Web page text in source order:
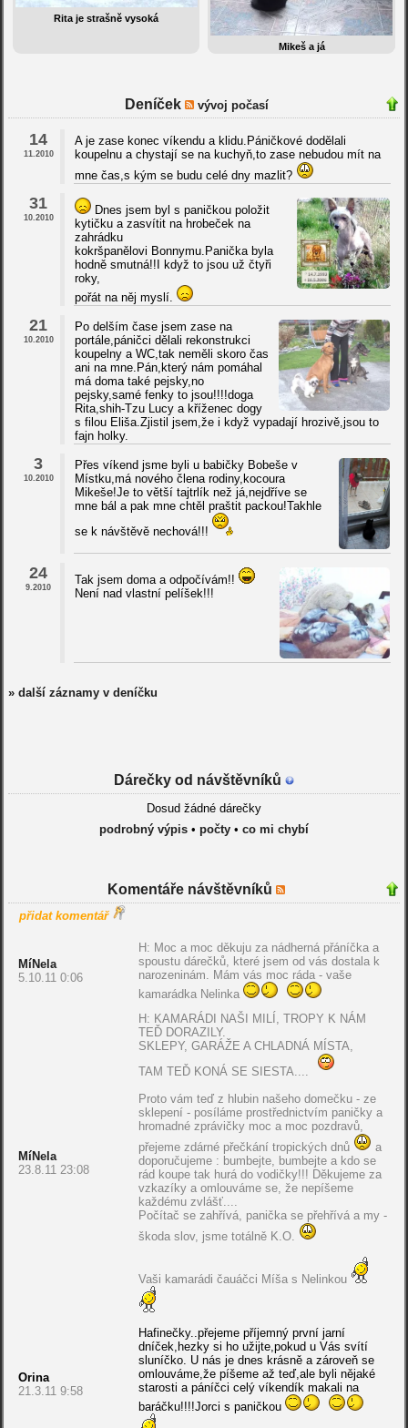
Rita je strašně vysoká
Mikeš a já
Deníček vývoj počasí
14
11.2010
A je zase konec víkendu a klidu.Páničkové dodělali
koupelnu a chystají se na kuchyň,to zase nebudou mít na
mne čas,s kým se budu celé dny mazlit?
31
10.2010
Dnes jsem byl s paničkou položit
kytičku a zasvítit na hrobeček na
zahrádku
kokršpanělovi Bonnymu.Panička byla
hodně smutná!!I když to jsou už čtyři
roky,
pořát na něj myslí.
21
10.2010
Po delším čase jsem zase na
portále,páničci dělali rekonstrukci
koupelny a WC,tak neměli skoro čas
ani na mne.Pán,který nám pomáhal
má doma také pejsky,no
pejsky,samé fenky to jsou!!!!doga
Rita,shih-Tzu Lucy a kříženec dogy
s filou Eliša.Zjistil jsem,že i když vypadají hrozivě,jsou to
fajn holky.
3
10.2010
Přes víkend jsme byli u babičky Bobeše v
Místku,má nového člena rodiny,kocoura
Mikeše!Je to větší tajtrlík než já,nejdříve se
mne bál a pak mne chtěl praštit packou!Takhle
se k návštěvě nechová!!!
24
9.2010
Tak jsem doma a odpočívám!!
Není nad vlastní pelíšek!!!
» další záznamy v deníčku
Dárečky od návštěvníků
Dosud žádné dárečky
podrobný výpis• počty• co mi chybí
Komentáře návštěvníků
přidat komentář
MíNela
5.10.11 0:06
H: Moc a moc děkuju za nádherná přáníčka a
spoustu dárečků, které jsem od vás dostala k
narozeninám. Mám vás moc ráda - vaše
kamarádka Nelinka
MíNela
23.8.11 23:08
H: KAMARÁDI NAŠI MILÍ, TROPY K NÁM
TEĎ DORAZILY.
SKLEPY, GARÁŽE A CHLADNÁ MÍSTA,
TAM TEĎ KONÁ SE SIESTA....
Proto vám teď z hlubin našeho domečku - ze
sklepení - posíláme prostřednictvím paničky a
hromadné zprávičky moc a moc pozdravů,
přejeme zdárné přečkání tropických dnů
a
doporučujeme : bumbejte, bumbejte a kdo se
rád koupe tak hurá do vodičky!!! Děkujeme za
vzkazíky a omlouváme se, že nepíšeme
každému zvlášť....
Počítač se zahřívá, panička se přehřívá a my -
škoda slov, jsme totálně K.O.
Vaši kamarádi čauáčci Míša s Nelinkou
Orina
21.3.11 9:58
Hafinečky..přejeme příjemný první jarní
dníček,hezky si ho užijte,pokud u Vás svítí
sluníčko. U nás je dnes krásně a zároveň se
omlouváme,že píšeme až teď,ale byli nějaké
starosti a páníčci celý víkendík makali na
baráčku!!!!Jorci s paničkou